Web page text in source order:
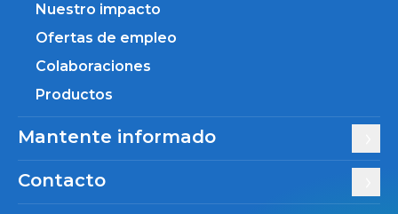
Nuestro impacto
Ofertas de empleo
Colaboraciones
Productos
Mantente informado
Contacto